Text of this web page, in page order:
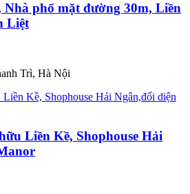
Nhà phố mặt đường 30m, Liền
Liệt
Trì, Hà Nội
Liền Kề, Shophouse Hải